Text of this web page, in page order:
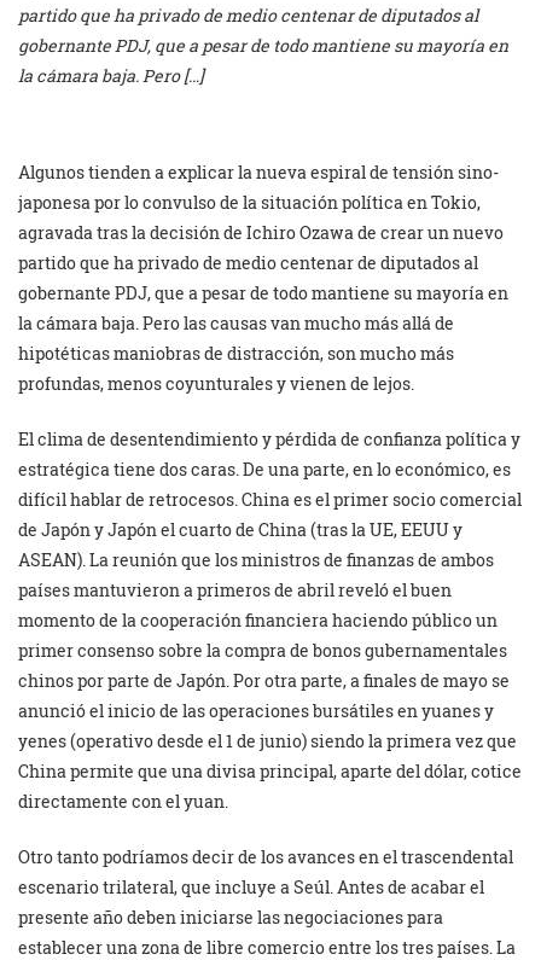
partido que ha privado de medio centenar de diputados al
gobernante PDJ, que a pesar de todo mantiene su mayoría en
la cámara baja. Pero […]
Algunos tienden a explicar la nueva espiral de tensión sino-
japonesa por lo convulso de la situación política en Tokio,
agravada tras la decisión de Ichiro Ozawa de crear un nuevo
partido que ha privado de medio centenar de diputados al
gobernante PDJ, que a pesar de todo mantiene su mayoría en
la cámara baja. Pero las causas van mucho más allá de
hipotéticas maniobras de distracción, son mucho más
profundas, menos coyunturales y vienen de lejos.
El clima de desentendimiento y pérdida de confianza política y
estratégica tiene dos caras. De una parte, en lo económico, es
difícil hablar de retrocesos. China es el primer socio comercial
de Japón y Japón el cuarto de China (tras la UE, EEUU y
ASEAN). La reunión que los ministros de finanzas de ambos
países mantuvieron a primeros de abril reveló el buen
momento de la cooperación financiera haciendo público un
primer consenso sobre la compra de bonos gubernamentales
chinos por parte de Japón. Por otra parte, a finales de mayo se
anunció el inicio de las operaciones bursátiles en yuanes y
yenes (operativo desde el 1 de junio) siendo la primera vez que
China permite que una divisa principal, aparte del dólar, cotice
directamente con el yuan.
Otro tanto podríamos decir de los avances en el trascendental
escenario trilateral, que incluye a Seúl. Antes de acabar el
presente año deben iniciarse las negociaciones para
establecer una zona de libre comercio entre los tres países. La